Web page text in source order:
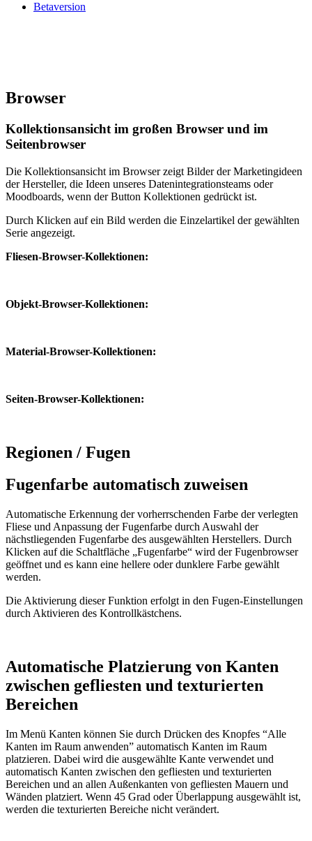
Betaversion
Browser
Kollektionsansicht im großen Browser und im
Seitenbrowser
Die Kollektionsansicht im Browser zeigt Bilder der Marketingideen
der Hersteller, die Ideen unseres Datenintegrationsteams oder
Moodboards, wenn der Button Kollektionen gedrückt ist.
Durch Klicken auf ein Bild werden die Einzelartikel der gewählten
Serie angezeigt.
Fliesen-Browser-Kollektionen:
Objekt-Browser-Kollektionen:
Material-Browser-Kollektionen:
Seiten-Browser-Kollektionen:
Regionen / Fugen
Fugenfarbe automatisch zuweisen
Automatische Erkennung der vorherrschenden Farbe der verlegten
Fliese und Anpassung der Fugenfarbe durch Auswahl der
nächstliegenden Fugenfarbe des ausgewählten Herstellers. Durch
Klicken auf die Schaltfläche „Fugenfarbe“ wird der Fugenbrowser
geöffnet und es kann eine hellere oder dunklere Farbe gewählt
werden.
Die Aktivierung dieser Funktion erfolgt in den Fugen-Einstellungen
durch Aktivieren des Kontrollkästchens.
Automatische Platzierung von Kanten
zwischen gefliesten und texturierten
Bereichen
Im Menü Kanten können Sie durch Drücken des Knopfes “Alle
Kanten im Raum anwenden” automatisch Kanten im Raum
platzieren. Dabei wird die ausgewählte Kante verwendet und
automatisch Kanten zwischen den gefliesten und texturierten
Bereichen und an allen Außenkanten von gefliesten Mauern und
Wänden platziert. Wenn 45 Grad oder Überlappung ausgewählt ist,
werden die texturierten Bereiche nicht verändert.